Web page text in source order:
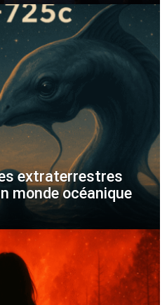
extraterrestres
monde océanique